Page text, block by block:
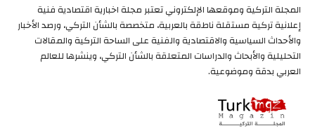
المجلة التركية وموقعها الإلكتروني تعتبر مجلة اخبارية اقتصادية فنية
إعلانية تركية مستقلة ناطقة بالعربية، متخصصة بالشأن التركي، ورصد الأخبار
والأحداث السياسية والاقتصادية والفنية على الساحة التركية والمقالات
التحليلية والأبحاث والدراسات المتعلقة بالشأن التركي، وينشرها للعالم
العربي بدقة وموضوعية.